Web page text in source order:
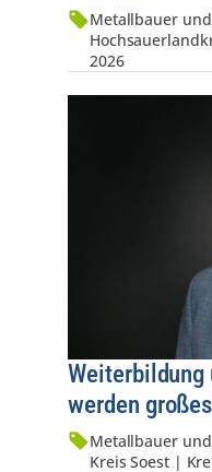
Metallbauer
2026
Weiterbildung
werden
Metallbauer
Kreis Soest |